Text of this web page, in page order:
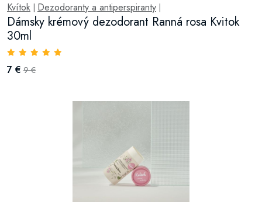
Kvítok Dezodoranty a antiperspiranty
Dámsky krémový dezodorant Ranná rosa Kvitok
30ml
7 € 9 €